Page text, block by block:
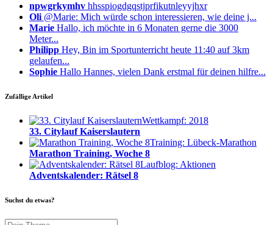
npwgrkymhv hhsspiogdgqstjprfikutnleyyjhxr
Oli @Marie: Mich würde schon interessieren, wie deine j...
Marie Hallo, ich möchte in 6 Monaten gerne die 3000
Meter...
Philipp Hey, Bin im Sportunterricht heute 11:40 auf 3km
gelaufen...
Sophie Hallo Hannes, vielen Dank erstmal für deinen hilfre...
Zufällige Artikel
Wettkampf: 2018
33. Citylauf Kaiserslautern
Training: Lübeck-Marathon
Marathon Training, Woche 8
Laufblog: Aktionen
Adventskalender: Rätsel 8
Suchst du etwas?